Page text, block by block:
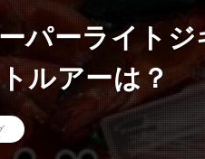
パーライト
ルアーは？